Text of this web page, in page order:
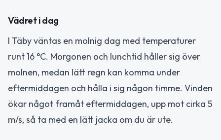
Vädret i dag
I Täby väntas en molnig dag med temperaturer
runt 16 °C. Morgonen och lunchtid håller sig över
molnen, medan lätt regn kan komma under
eftermiddagen och hålla i sig någon timme. Vinden
ökar något framåt eftermiddagen, upp mot cirka 5
m/s, så ta med en lätt jacka om du är ute.